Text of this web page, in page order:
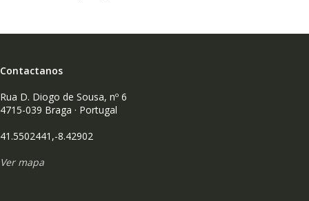
Contactanos
Rua D. Diogo de Sousa, nº 6
4715-039 Braga · Portugal
41.5502441,-8.42902
Ver mapa